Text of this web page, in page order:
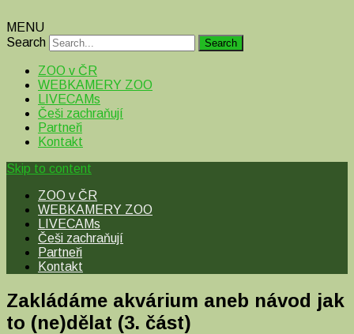
MENU
Search
ZOO v ČR
WEBKAMERY ZOO
LIVECAMs
Češi zachraňují
Partneři
Kontakt
Skip to content
ZOO v ČR
WEBKAMERY ZOO
LIVECAMs
Češi zachraňují
Partneři
Kontakt
Zakládáme akvárium aneb návod jak
to (ne)dělat (3. část)